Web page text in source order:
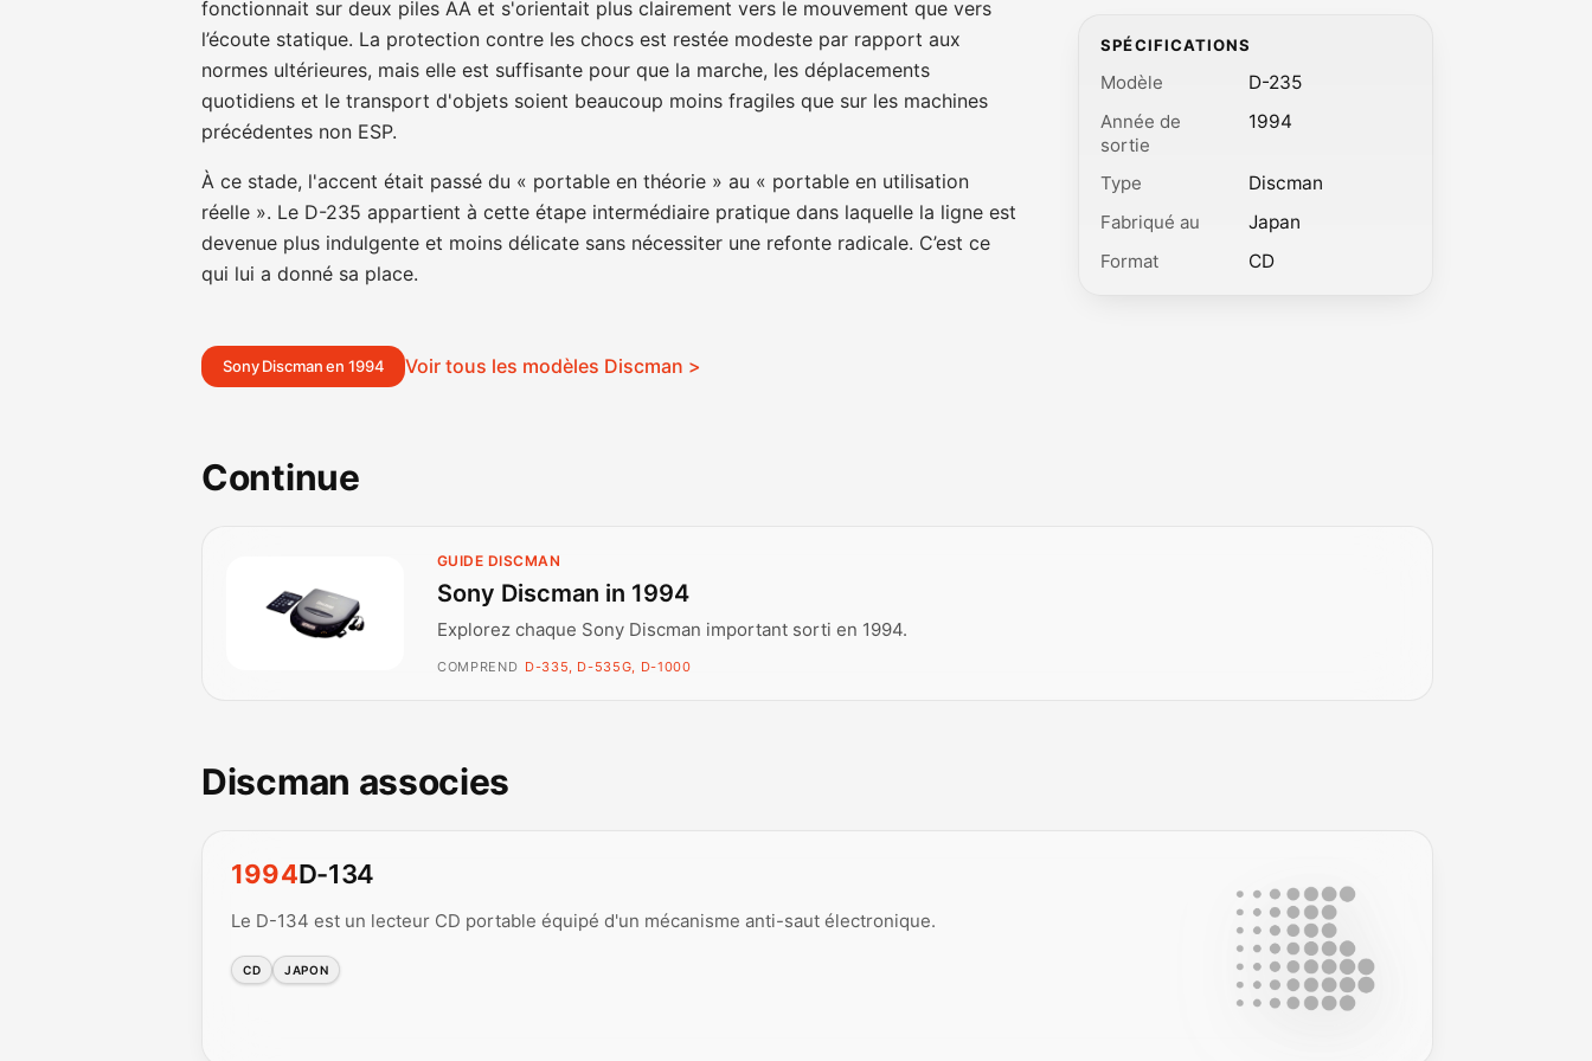
fonctionnait sur deux piles AA et s'orientait plus clairement vers le mouvement que vers
l’écoute statique. La protection contre les chocs est restée modeste par rapport aux
normes ultérieures, mais elle est suffisante pour que la marche, les déplacements
quotidiens et le transport d'objets soient beaucoup moins fragiles que sur les machines
précédentes non ESP.
À ce stade, l'accent était passé du « portable en théorie » au « portable en utilisation
réelle ». Le D-235 appartient à cette étape intermédiaire pratique dans laquelle la ligne est
devenue plus indulgente et moins délicate sans nécessiter une refonte radicale. C’est ce
qui lui a donné sa place.
Sony Discman en 1994 Voir tous les modèles Discman >
SPÉCIFICATIONS
Modèle
D-235
Année de
sortie
1994
Type
Discman
Fabriqué au
Japan
Format
CD
Continue
GUIDE DISCMAN
Sony Discman in 1994
Explorez chaque Sony Discman important sorti en 1994.
COMPREND D-335, D-535G, D-1000
Discman associes
1994D-134
Le D-134 est un lecteur CD portable équipé d'un mécanisme anti-saut électronique.
CD JAPON